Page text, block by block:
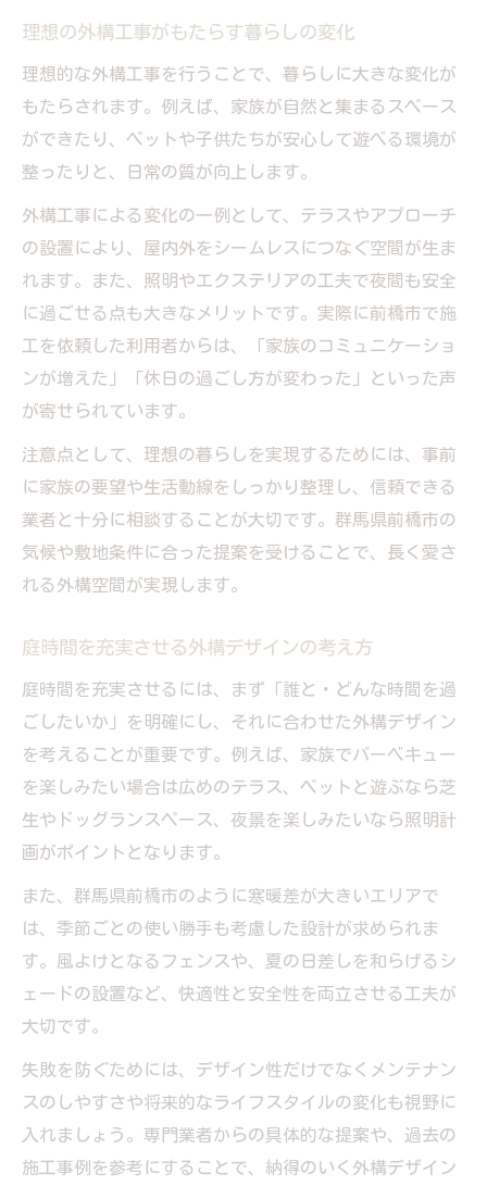
庭空間づくりに役立つ外構工事のポイント
外構工事で実感する開放感とプライバシー
暮らしに寄り添う外構工事のアイデア集
外構工事で叶える暮らしに合った庭時間
ライフスタイル別外構工事デザインの提案
外構工事で日常を彩る庭空間の工夫
外構工事で快適に過ごすためのアイデア集
家族の笑顔が増える外構工事の実例紹介
メンテナンスも楽になる外構工事の秘訣
外構工事で選ぶ低メンテナンス素材とは
理想の外構工事がもたらす暮らしの変化
理想的な外構工事を行うことで、暮らしに大きな変化が
もたらされます。例えば、家族が自然と集まるスペース
ができたり、ペットや子供たちが安心して遊べる環境が
整ったりと、日常の質が向上します。
外構工事による変化の一例として、テラスやアプローチ
の設置により、屋内外をシームレスにつなぐ空間が生ま
れます。また、照明やエクステリアの工夫で夜間も安全
に過ごせる点も大きなメリットです。実際に前橋市で施
工を依頼した利用者からは、「家族のコミュニケーショ
ンが増えた」「休日の過ごし方が変わった」といった声
が寄せられています。
注意点として、理想の暮らしを実現するためには、事前
に家族の要望や生活動線をしっかり整理し、信頼できる
業者と十分に相談することが大切です。群馬県前橋市の
気候や敷地条件に合った提案を受けることで、長く愛さ
れる外構空間が実現します。
庭時間を充実させる外構デザインの考え方
庭時間を充実させるには、まず「誰と・どんな時間を過
ごしたいか」を明確にし、それに合わせた外構デザイン
を考えることが重要です。例えば、家族でバーベキュー
を楽しみたい場合は広めのテラス、ペットと遊ぶなら芝
生やドッグランスペース、夜景を楽しみたいなら照明計
画がポイントとなります。
また、群馬県前橋市のように寒暖差が大きいエリアで
は、季節ごとの使い勝手も考慮した設計が求められま
す。風よけとなるフェンスや、夏の日差しを和らげるシ
ェードの設置など、快適性と安全性を両立させる工夫が
大切です。
失敗を防ぐためには、デザイン性だけでなくメンテナン
スのしやすさや将来的なライフスタイルの変化も視野に
入れましょう。専門業者からの具体的な提案や、過去の
施工事例を参考にすることで、納得のいく外構デザイン